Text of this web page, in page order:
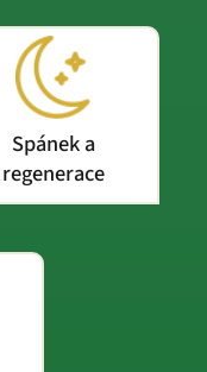
Spánek a
regenerace